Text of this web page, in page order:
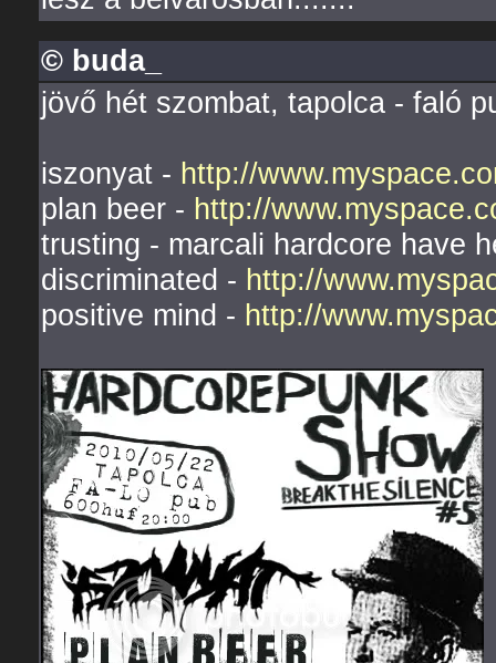
© buda_
jövő hét szombat, tapolca - faló
iszonyat - http://
plan beer - http://
trusting - marcali hardcore have
discriminated - http://
positive mind - http://